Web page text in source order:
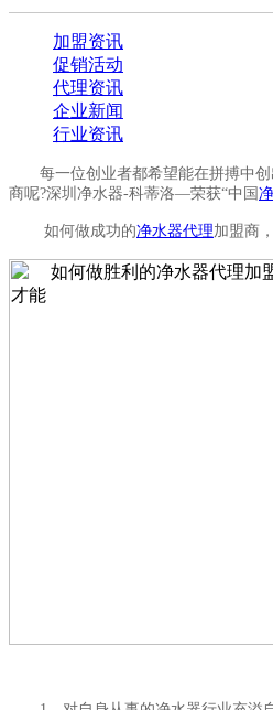
加盟资讯
促销活动
代理资讯
企业新闻
行业资讯
每一位创业者都希望能在拼搏中创
商呢?深圳净水器-科蒂洛—荣获“中国
如何做成功的净水器代理加盟商